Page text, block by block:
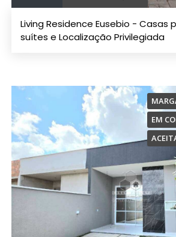
Living Residence Eusebio - Casas
suítes e Localização Privilegiada
EM